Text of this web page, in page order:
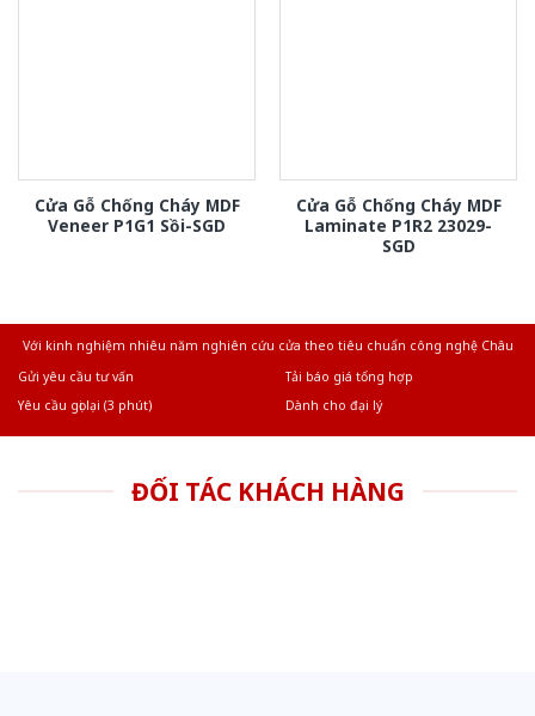
Cửa Gỗ Chống Cháy MDF
Veneer P1G1 Sồi-SGD
Cửa Gỗ Chống Cháy MDF
Laminate P1R2 23029-
SGD
Với kinh nghiệm nhiêu năm nghiên cứu cửa theo tiêu chuẩn công nghệ Châu
Gửi yêu cầu tư vấn
Tải báo giá tổng hợp
Yêu cầu gọi lại (3 phút)
Dành cho đại lý
ĐỐI TÁC KHÁCH HÀNG